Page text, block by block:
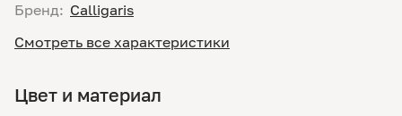
Бренд: Calligaris
Смотреть все характеристики
Цвет и материал